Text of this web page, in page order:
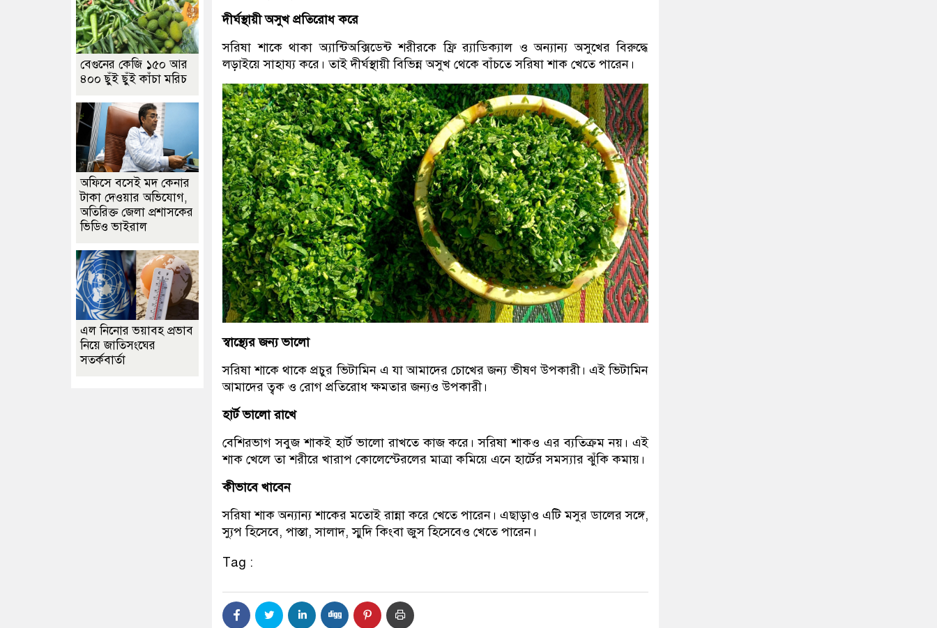
দীর্ঘস্থায়ী অসুখ প্রতিরোধ করে
সরিষা শাকে থাকা অ্যান্টিঅক্সিডেন্ট শরীরকে ফ্রি র‌্যাডিক্যাল ও অন্যান্য অসুখের বিরুদ্ধে
লড়াইয়ে সাহায্য করে। তাই দীর্ঘস্থায়ী বিভিন্ন অসুখ থেকে বাঁচতে সরিষা শাক খেতে পারেন।
স্বাস্থ্যের জন্য ভালো
সরিষা শাকে থাকে প্রচুর ভিটামিন এ যা আমাদের চোখের জন্য ভীষণ উপকারী। এই ভিটামিন
আমাদের ত্বক ও রোগ প্রতিরোধ ক্ষমতার জন্যও উপকারী।
হার্ট ভালো রাখে
বেশিরভাগ সবুজ শাকই হার্ট ভালো রাখতে কাজ করে। সরিষা শাকও এর ব্যতিক্রম নয়। এই
শাক খেলে তা শরীরে খারাপ কোলেস্টেরলের মাত্রা কমিয়ে এনে হার্টের সমস্যার ঝুঁকি কমায়।
কীভাবে খাবেন
সরিষা শাক অন্যান্য শাকের মতোই রান্না করে খেতে পারেন। এছাড়াও এটি মসুর ডালের সঙ্গে,
স্যুপ হিসেবে, পাস্তা, সালাদ, স্মুদি কিংবা জুস হিসেবেও খেতে পারেন।
Tag :
বেগুনের কেজি ১৫০ আর
৪০০ ছুঁই ছুঁই কাঁচা মরিচ
অফিসে বসেই মদ কেনার
টাকা দেওয়ার অভিযোগ,
অতিরিক্ত জেলা প্রশাসকের
ভিডিও ভাইরাল
এল নিনোর ভয়াবহ প্রভাব
নিয়ে জাতিসংঘের
সতর্কবার্তা